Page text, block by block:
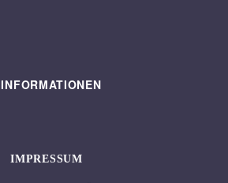
INFORMATIONEN
IMPRESSUM